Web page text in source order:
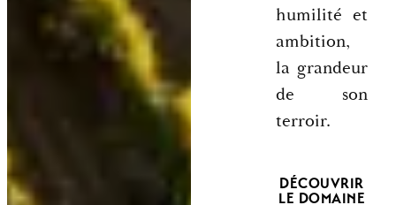
humilité et
ambition,
la grandeur
de son
terroir.
DÉCOUVRIR
LE DOMAINE